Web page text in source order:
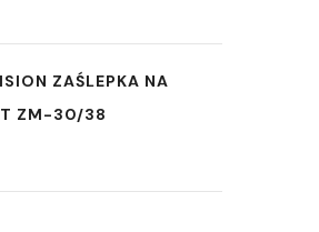
ZAŚLEPKA NA
ZM-30/38